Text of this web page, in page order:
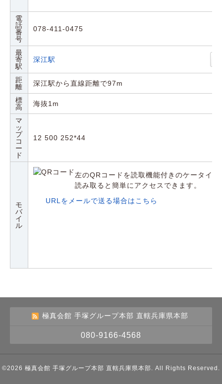
電
話
番
号
078-411-0475
最
寄
駅
深江駅
距
離
深江駅から直線距離で97m
標
高
海抜1m
マ
ッ
プ
コ
ー
ド
12 500 252*44
モ
バ
イ
ル
左のQRコードを読取機能付きのケータイ
読み取ると簡単にアクセスできます。
URLをメールで送る場合はこちら
極真会館 手塚グループ本部 直轄兵庫県本部
080-9166-4568
©2026 極真会館 手塚グループ本部 直轄兵庫県本部 . All Rights Reserved.